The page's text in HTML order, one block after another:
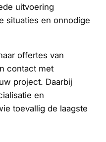
uitvoering
situaties en onnodige
offertes van
contact met
project. Daarbij
en
toevallig de laagste